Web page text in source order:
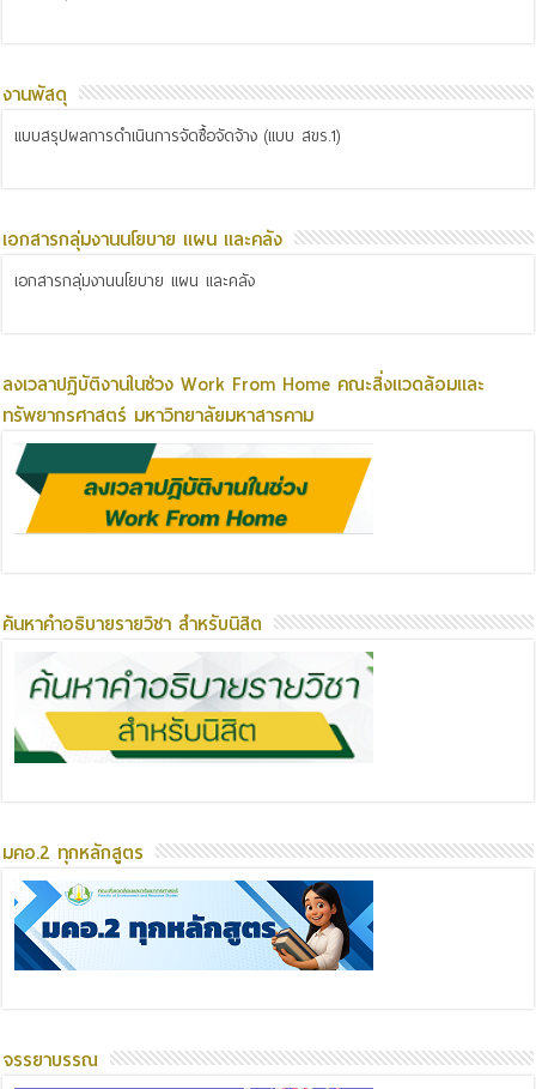
งานพัสดุ
แบบสรุปผลการดำเนินการจัดซื้อจัดจ้าง (แบบ สขร.1)
เอกสารกลุ่มงานนโยบาย แผน และคลัง
เอกสารกลุ่มงานนโยบาย แผน และคลัง
ลงเวลาปฏิบัติงานในช่วง Work From Home คณะสิ่งแวดล้อมและ
ทรัพยากรศาสตร์ มหาวิทยาลัยมหาสารคาม
ค้นหาคำอธิบายรายวิชา สำหรับนิสิต
มคอ.2 ทุกหลักสูตร
จรรยาบรรณ